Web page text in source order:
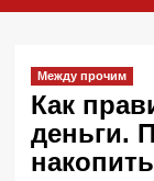
Между прочим
Как
деньги.
накопить